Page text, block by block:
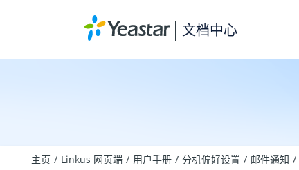
文档中心
主页 Linkus 网页端 用户手册 分机偏好设置 邮件通知